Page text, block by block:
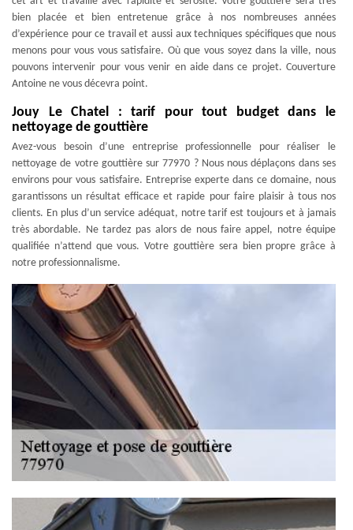
bien placée et bien entretenue grâce à nos nombreuses années
d’expérience pour ce travail et aussi aux techniques spécifiques que nous
menons pour vous vous satisfaire. Où que vous soyez dans la ville, nous
pouvons intervenir pour vous venir en aide dans ce projet. Couverture
Antoine ne vous décevra point.
Jouy Le Chatel : tarif pour tout budget dans le
nettoyage de gouttière
Avez-vous besoin d’une entreprise professionnelle pour réaliser le
nettoyage de votre gouttière sur 77970 ? Nous nous déplaçons dans ses
environs pour vous satisfaire. Entreprise experte dans ce domaine, nous
garantissons un résultat efficace et rapide pour faire plaisir à tous nos
clients. En plus d’un service adéquat, notre tarif est toujours et à jamais
très abordable. Ne tardez pas alors de nous faire appel, notre équipe
qualifiée n’attend que vous. Votre gouttière sera bien propre grâce à
notre professionnalisme.